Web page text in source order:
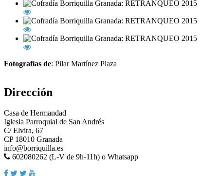
Fotografías de: Pilar Martínez Plaza
Dirección
Casa de Hermandad
Iglesia Parroquial de San Andrés
C/ Elvira, 67
CP 18010 Granada
info@borriquilla.es
602080262 (L-V de 9h-11h) o Whatsapp